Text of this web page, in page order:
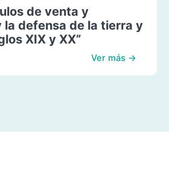
de venta y
la defensa de la tierra y
XIX y XX”
Ver más →